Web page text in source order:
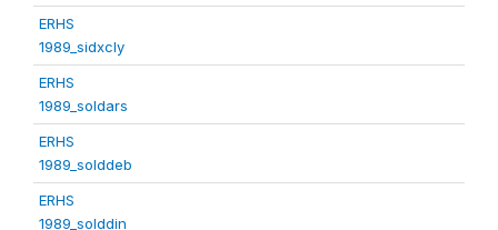
ERHS
1989_sidxcly
ERHS
1989_soldars
ERHS
1989_solddeb
ERHS
1989_solddin